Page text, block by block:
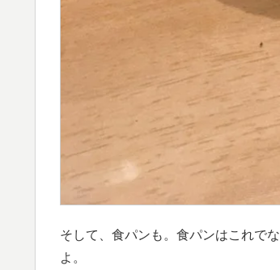
そして、食パンも。食パンはこれで
よ。